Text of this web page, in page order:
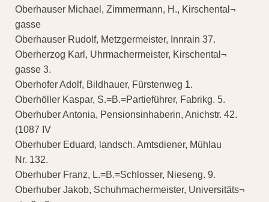
Oberhauser Michael, Zimmermann, H., Kirschental¬
gasse
Oberhauser Rudolf, Metzgermeister, Innrain 37.
Oberherzog Karl, Uhrmachermeister, Kirschental¬
gasse 3.
Oberhofer Adolf, Bildhauer, Fürstenweg 1.
Oberhöller Kaspar, S.=B.=Partieführer, Fabrikg. 5.
Oberhuber Antonia, Pensionsinhaberin, Anichstr. 42.
(1087 IV
Oberhuber Eduard, landsch. Amtsdiener, Mühlau
Nr. 132.
Oberhuber Franz, L.=B.=Schlosser, Nieseng. 9.
Oberhuber Jakob, Schuhmachermeister, Universitäts¬